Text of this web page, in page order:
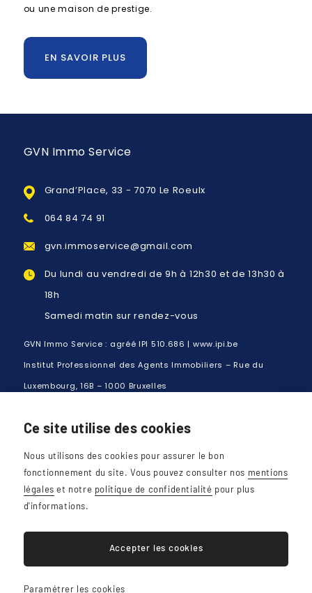
ou une maison de prestige.
EN SAVOIR PLUS
GVN Immo Service
Grand’Place, 33 - 7070 Le Roeulx
064 84 74 91
gvn.immoservice@gmail.com
Du lundi au vendredi de 9h à 12h30 et de 13h30 à
18h
Samedi matin sur rendez-vous
GVN Immo Service : agréé IPI 510.686 | www.ipi.be
Institut Professionnel des Agents Immobiliers – Rue du
Luxembourg, 16B – 1000 Bruxelles
BE0667.566.668
Cookies
Ce site utilise des cookies
Nous utilisons des cookies pour assurer le bon
fonctionnement du site. Vous pouvez consulter nos mentions
légales et notre politique de confidentialité pour plus
d'informations.
Accepter les cookies
Paramétrer les cookies